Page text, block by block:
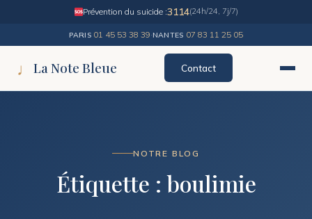
Prévention du suicide :3114(24h/24, 7j/7)
PARIS 01 45 53 38 39·NANTES 07 83 11 25 05
♩ La Note Bleue Contact
NOTRE BLOG
Étiquette :boulimie